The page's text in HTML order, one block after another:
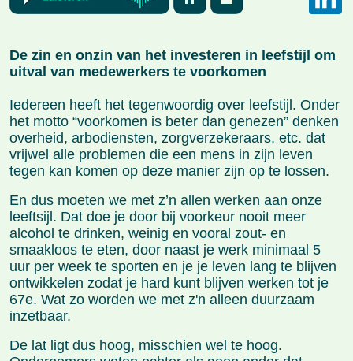
De zin en onzin van het investeren in leefstijl om
uitval van medewerkers te voorkomen
Iedereen heeft het tegenwoordig over leefstijl. Onder
het motto “voorkomen is beter dan genezen” denken
overheid, arbodiensten, zorgverzekeraars, etc. dat
vrijwel alle problemen die een mens in zijn leven
tegen kan komen op deze manier zijn op te lossen.
En dus moeten we met z’n allen werken aan onze
leeftsijl. Dat doe je door bij voorkeur nooit meer
alcohol te drinken, weinig en vooral zout- en
smaakloos te eten, door naast je werk minimaal 5
uur per week te sporten en je je leven lang te blijven
ontwikkelen zodat je hard kunt blijven werken tot je
67e. Wat zo worden we met z'n alleen duurzaam
inzetbaar.
De lat ligt dus hoog, misschien wel te hoog.